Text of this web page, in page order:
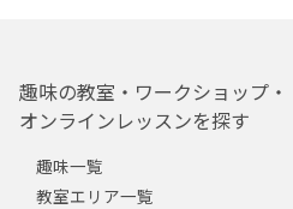
趣味の教室・ワークショップ・
オンラインレッスンを探す
趣味一覧
教室エリア一覧